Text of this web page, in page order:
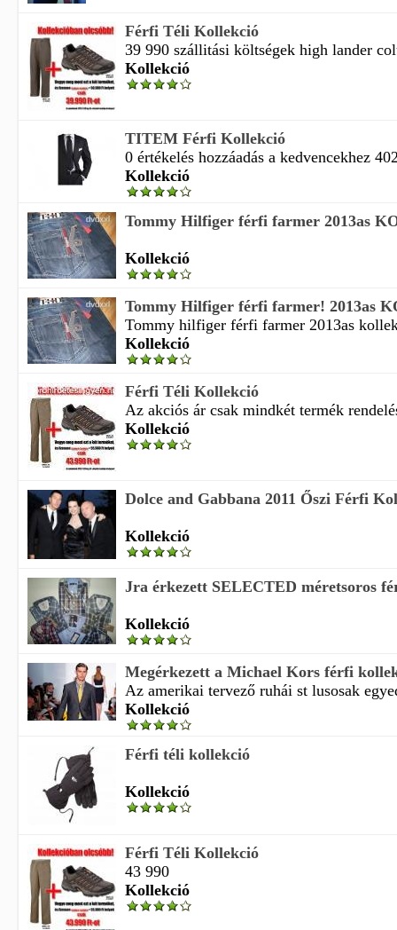
Férfi Téli Kollekció
39 990 szállitási költségek high lander
Kollekció
TITEM Férfi Kollekció
0 értékelés hozzáadás a kedvencekhez
Kollekció
Tommy Hilfiger férfi farmer 2013as
Kollekció
Tommy Hilfiger férfi farmer! 2013as
Tommy hilfiger férfi farmer 2013as
Kollekció
Férfi Téli Kollekció
Az akciós ár csak mindkét termék
Kollekció
Dolce and Gabbana 2011 Őszi Férfi
Kollekció
Jra érkezett SELECTED méretsoros
Kollekció
Megérkezett a Michael Kors férfi
Az amerikai tervező ruhái st lusosak
Kollekció
Férfi téli kollekció
Kollekció
Férfi Téli Kollekció
43 990
Kollekció